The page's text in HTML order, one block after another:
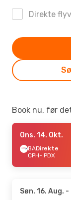
Direkte
Book nu, før
Ons. 14. Okt.
BADirekte
CPH- PDX
Søn. 16. Aug. -